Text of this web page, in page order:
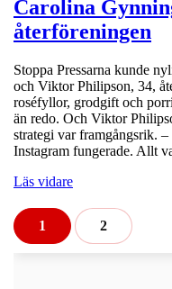
Carolina
återföreningen
Stoppa Pressarna kunde
och Viktor Philipson, 34,
roséfyllor, grodgift och
än redo. Och Viktor
strategi var framgångsrik.
Instagram fungerade. Allt
Läs vidare
1 2